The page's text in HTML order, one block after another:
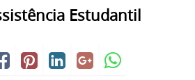
Estudantil